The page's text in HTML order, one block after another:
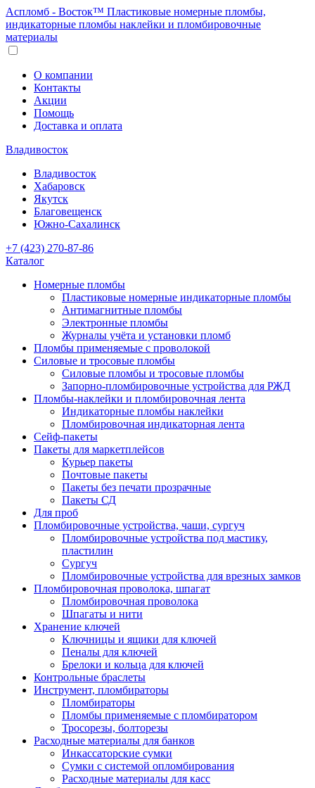
Аспломб - Восток™ Пластиковые номерные пломбы,
индикаторные пломбы наклейки и пломбировочные
материалы
О компании
Контакты
Акции
Помощь
Доставка и оплата
Владивосток
Владивосток
Хабаровск
Якутск
Благовещенск
Южно-Сахалинск
+7 (423) 270-87-86
Каталог
Номерные пломбы
Пластиковые номерные индикаторные пломбы
Антимагнитные пломбы
Электронные пломбы
Журналы учёта и установки пломб
Пломбы применяемые с проволокой
Силовые и тросовые пломбы
Силовые пломбы и тросовые пломбы
Запорно-пломбировочные устройства для РЖД
Пломбы-наклейки и пломбировочная лента
Индикаторные пломбы наклейки
Пломбировочная индикаторная лента
Сейф-пакеты
Пакеты для маркетплейсов
Курьер пакеты
Почтовые пакеты
Пакеты без печати прозрачные
Пакеты СД
Для проб
Пломбировочные устройства, чаши, сургуч
Пломбировочные устройства под мастику,
пластилин
Сургуч
Пломбировочные устройства для врезных замков
Пломбировочная проволока, шпагат
Пломбировочная проволока
Шпагаты и нити
Хранение ключей
Ключницы и ящики для ключей
Пеналы для ключей
Брелоки и кольца для ключей
Контрольные браслеты
Инструмент, пломбираторы
Пломбираторы
Пломбы применяемые с пломбиратором
Тросорезы, болторезы
Расходные материалы для банков
Инкассаторские сумки
Сумки с системой опломбирования
Расходные материалы для касс